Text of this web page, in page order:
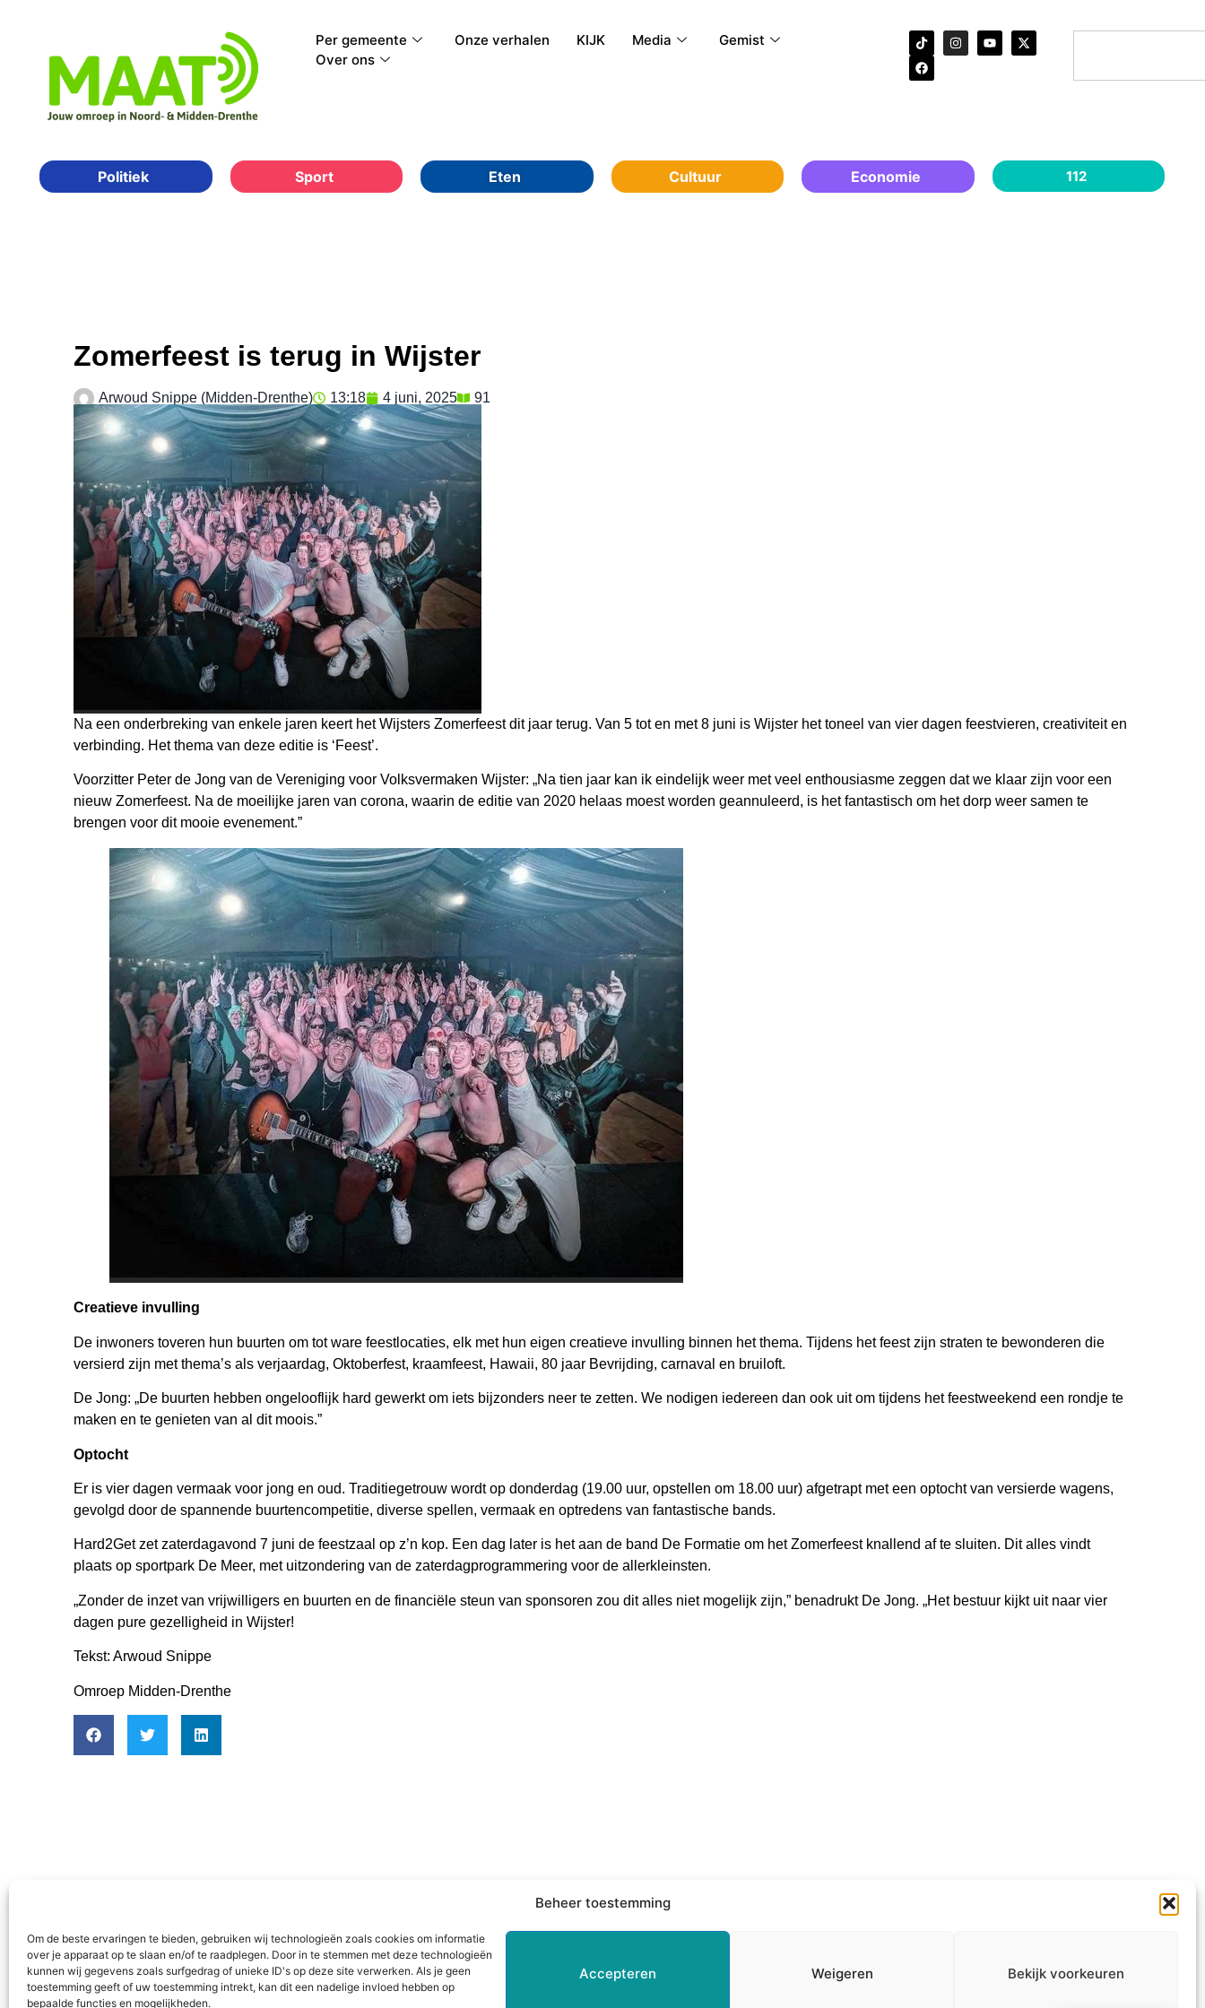
Beheer toestemming
Om de beste ervaringen te bieden, gebruiken wij technologieën zoals cookies om informatie
over je apparaat op te slaan en/of te raadplegen. Door in te stemmen met deze technologieën
kunnen wij gegevens zoals surfgedrag of unieke ID's op deze site verwerken. Als je geen
toestemming geeft of uw toestemming intrekt, kan dit een nadelige invloed hebben op
bepaalde functies en mogelijkheden.
Accepteren Weigeren Bekijk voorkeuren
Per gemeente Onze verhalen KIJK Media
Gemist
Over ons
Politiek Sport Eten Cultuur Economie 112
Zomerfeest is terug in Wijster
Arwoud Snippe (Midden-Drenthe) 13:18 4 juni, 2025 91
Na een onderbreking van enkele jaren keert het Wijsters Zomerfeest dit jaar terug. Van 5 tot en met 8 juni is Wijster het toneel van vier dagen feestvieren, creativiteit en
verbinding. Het thema van deze editie is ‘Feest’.
Voorzitter Peter de Jong van de Vereniging voor Volksvermaken Wijster: „Na tien jaar kan ik eindelijk weer met veel enthousiasme zeggen dat we klaar zijn voor een
nieuw Zomerfeest. Na de moeilijke jaren van corona, waarin de editie van 2020 helaas moest worden geannuleerd, is het fantastisch om het dorp weer samen te
brengen voor dit mooie evenement.”
Creatieve invulling
De inwoners toveren hun buurten om tot ware feestlocaties, elk met hun eigen creatieve invulling binnen het thema. Tijdens het feest zijn straten te bewonderen die
versierd zijn met thema’s als verjaardag, Oktoberfest, kraamfeest, Hawaii, 80 jaar Bevrijding, carnaval en bruiloft.
De Jong: „De buurten hebben ongelooflijk hard gewerkt om iets bijzonders neer te zetten. We nodigen iedereen dan ook uit om tijdens het feestweekend een rondje te
maken en te genieten van al dit moois.”
Optocht
Er is vier dagen vermaak voor jong en oud. Traditiegetrouw wordt op donderdag (19.00 uur, opstellen om 18.00 uur) afgetrapt met een optocht van versierde wagens,
gevolgd door de spannende buurtencompetitie, diverse spellen, vermaak en optredens van fantastische bands.
Hard2Get zet zaterdagavond 7 juni de feestzaal op z’n kop. Een dag later is het aan de band De Formatie om het Zomerfeest knallend af te sluiten. Dit alles vindt
plaats op sportpark De Meer, met uitzondering van de zaterdagprogrammering voor de allerkleinsten.
„Zonder de inzet van vrijwilligers en buurten en de financiële steun van sponsoren zou dit alles niet mogelijk zijn,” benadrukt De Jong. „Het bestuur kijkt uit naar vier
dagen pure gezelligheid in Wijster!
Tekst: Arwoud Snippe
Omroep Midden-Drenthe
Aa en Hunze
Assen
Midden-Drenthe
Assen
Tynaarlo
Juridisch
Cookieverklaring